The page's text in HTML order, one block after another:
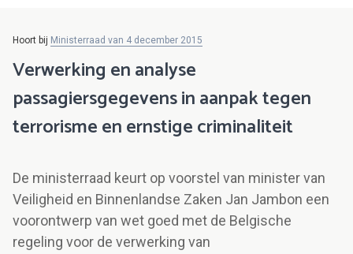
Hoort bij Ministerraad van 4 december 2015
Verwerking en analyse
passagiersgegevens in aanpak tegen
terrorisme en ernstige criminaliteit
De ministerraad keurt op voorstel van minister van
Veiligheid en Binnenlandse Zaken Jan Jambon een
voorontwerp van wet goed met de Belgische
regeling voor de verwerking van